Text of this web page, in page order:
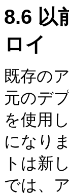
8.6 以
ロイ
既存の
元のデ
を使用
になり
トは新
では、